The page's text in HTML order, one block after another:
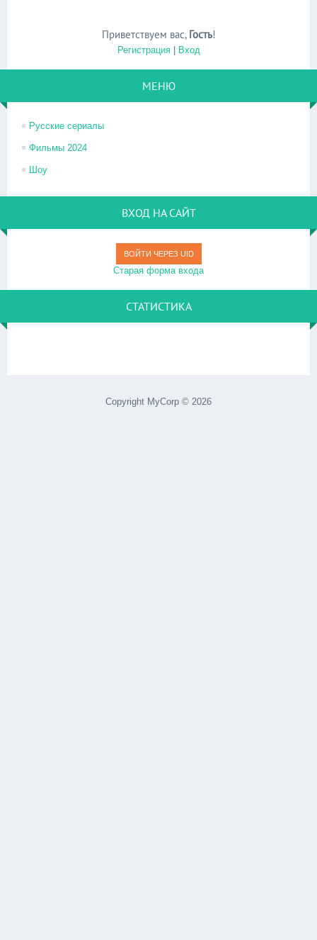
Приветствуем вас, Гость!
Регистрация| Вход
МЕНЮ
Русские сериалы
Фильмы 2024
Шоу
ВХОД НА САЙТ
ВОЙТИ ЧЕРЕЗ UID
Старая форма входа
СТАТИСТИКА
Copyright MyCorp © 2026